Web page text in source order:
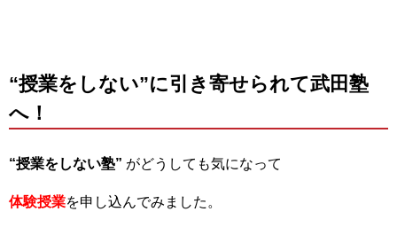
“授業をしない”に引き寄せられて武田塾
へ！
“授業をしない塾” がどうしても気になって
体験授業を申し込んでみました。